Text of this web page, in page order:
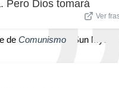
Pero Dios tomará
Ver
de Comunismo | Sun